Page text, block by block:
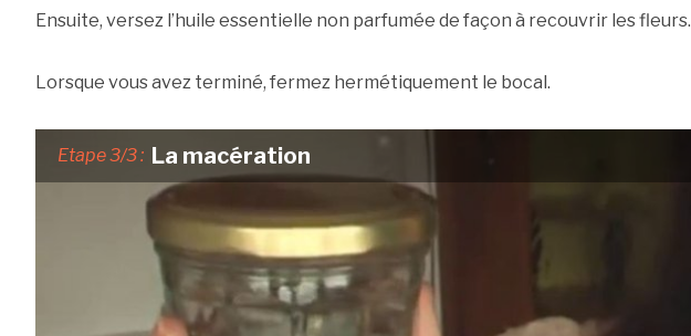
Ensuite, versez l’huile essentielle non parfumée de façon à recouvrir les fleurs.
Lorsque vous avez terminé, fermez hermétiquement le bocal.
Etape 3/3 : La macération